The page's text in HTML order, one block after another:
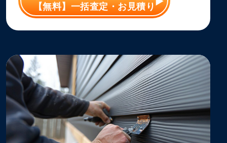
【無料】一括査定・お見積り